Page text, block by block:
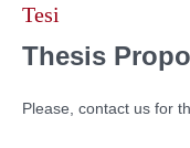
contenuto
Tesi
Thesis
Please, contact us for